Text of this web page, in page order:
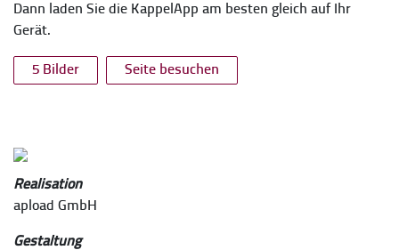
Dann laden Sie die KappelApp am besten gleich auf Ihr
Gerät.
5 Bilder Seite besuchen
Realisation
apload GmbH
Gestaltung